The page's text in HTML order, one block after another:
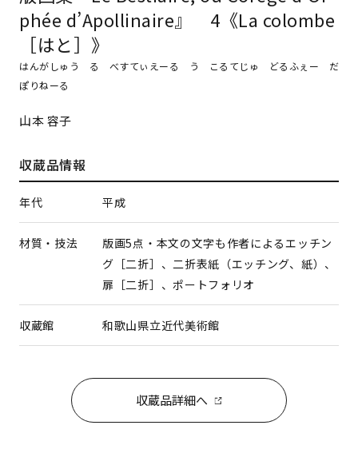
phée d’Apollinaire』 4《La colombe
［はと］》
はんがしゅう る べすてぃえーる う こるてじゅ どるふぇー だ
ぽりねーる
山本 容子
収蔵品情報
年代 平成
材質・技法
版画5点・本文の文字も作者によるエッチン
グ［二折］、二折表紙（エッチング、紙）、
扉［二折］、ポートフォリオ
収蔵館 和歌山県立近代美術館
収蔵品詳細へ